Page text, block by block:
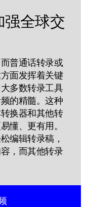
强全球交
普通话转录或
面发挥着关键
多数转录工具
的精髓。这种
换器和其他转
懂、更有用。
编辑转录稿，
，而其他转录